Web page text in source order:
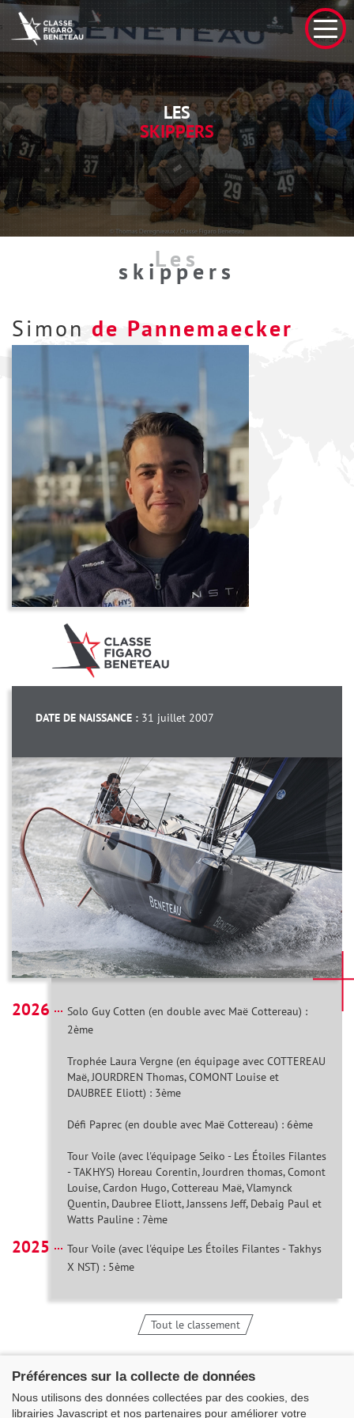
LES
SKIPPERS
Les
skippers
Simon de Pannemaecker
DATE DE NAISSANCE : 31 juillet 2007
2026
Solo Guy Cotten (en double avec Maë Cottereau) :
2ème
Trophée Laura Vergne (en équipage avec COTTEREAU
Maë, JOURDREN Thomas, COMONT Louise et
DAUBREE Eliott) : 3ème
Défi Paprec (en double avec Maë Cottereau) : 6ème
Tour Voile (avec l'équipage Seiko - Les Étoiles Filantes
- TAKHYS) Horeau Corentin, Jourdren thomas, Comont
Louise, Cardon Hugo, Cottereau Maë, Vlamynck
Quentin, Daubree Eliott, Janssens Jeff, Debaig Paul et
Watts Pauline : 7ème
2025
Tour Voile (avec l'équipe Les Étoiles Filantes - Takhys
X NST) : 5ème
Tout le classement
Préférences sur la collecte de données
Nous utilisons des données collectées par des cookies, des
librairies Javascript et nos partenaires pour améliorer votre